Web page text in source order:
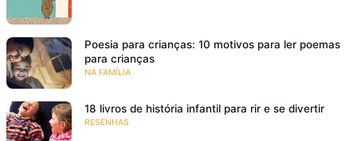
Poesia para crianças: 10 motivos para ler poemas
para crianças
NA FAMÍLIA
18 livros de história infantil para rir e se divertir
RESENHAS